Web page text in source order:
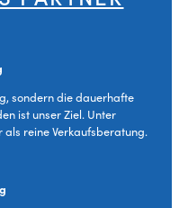
sondern die dauerhafte
ist unser Ziel. Unter
reine Verkaufsberatung.